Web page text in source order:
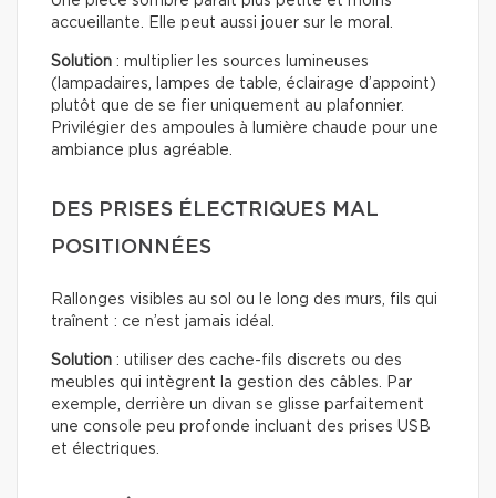
accueillante. Elle peut aussi jouer sur le moral.
Solution : multiplier les sources lumineuses
(lampadaires, lampes de table, éclairage d’appoint)
plutôt que de se fier uniquement au plafonnier.
Privilégier des ampoules à lumière chaude pour une
ambiance plus agréable.
DES PRISES ÉLECTRIQUES MAL
POSITIONNÉES
Rallonges visibles au sol ou le long des murs, fils qui
traînent : ce n’est jamais idéal.
Solution : utiliser des cache-fils discrets ou des
meubles qui intègrent la gestion des câbles. Par
exemple, derrière un divan se glisse parfaitement
une console peu profonde incluant des prises USB
et électriques.